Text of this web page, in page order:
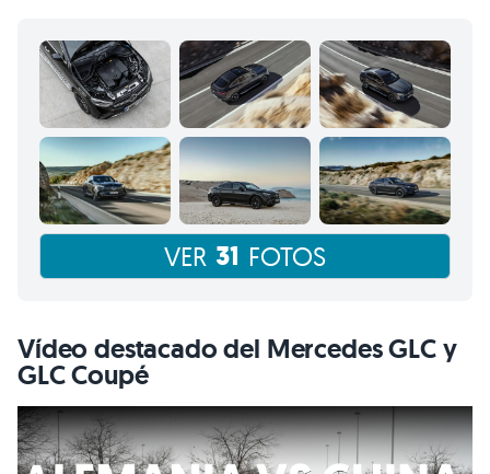
VER 31 FOTOS
Vídeo destacado del Mercedes GLC y
GLC Coupé